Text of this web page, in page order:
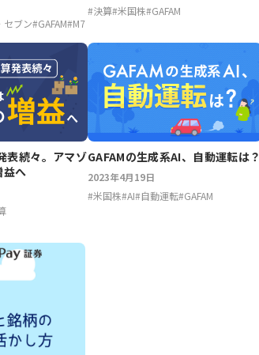
セブン#GAFAM#M7
#決算#米国株#GAFAM
表続々。アマゾ
益へ
GAFAMの生成系AI、自動運転は？
2023年4月19日
#米国株#AI#自動運転#GAFAM